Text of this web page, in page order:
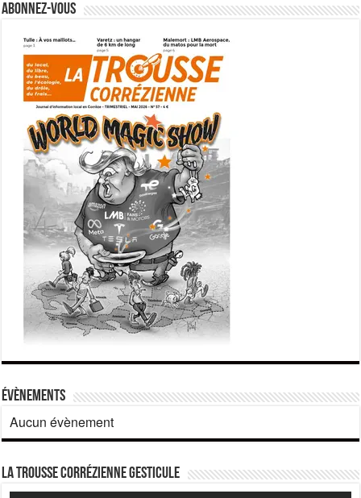
Abonnez-vous
Évènements
Aucun évènement
La Trousse corrézienne gesticule